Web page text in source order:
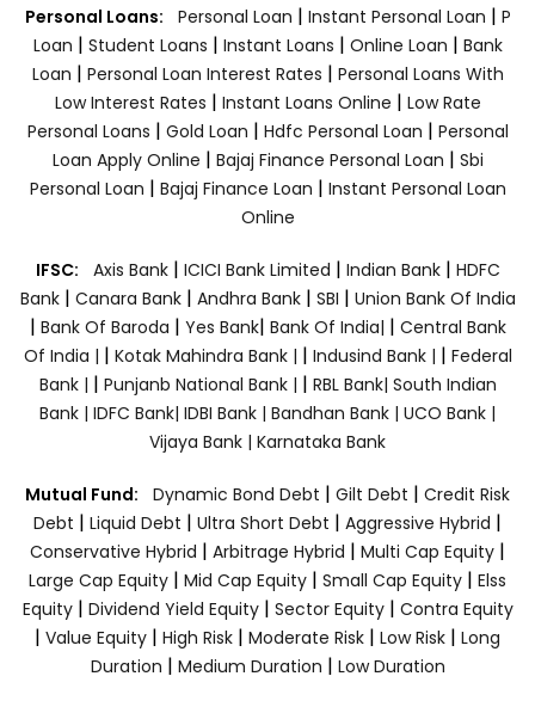
Personal Loans: Personal Loan | Instant Personal Loan | P
Loan | Student Loans | Instant Loans | Online Loan | Bank
Loan | Personal Loan Interest Rates | Personal Loans With
Low Interest Rates | Instant Loans Online | Low Rate
Personal Loans | Gold Loan | Hdfc Personal Loan | Personal
Loan Apply Online | Bajaj Finance Personal Loan | Sbi
Personal Loan | Bajaj Finance Loan | Instant Personal Loan
Online
IFSC: Axis Bank | ICICI Bank Limited | Indian Bank | HDFC
Bank| Canara Bank | Andhra Bank| SBI | Union Bank Of India
| Bank Of Baroda | Yes Bank| Bank Of India| | Central Bank
Of India | | Kotak Mahindra Bank | | Indusind Bank | | Federal
Bank | | Punjanb National Bank | | RBL Bank| South Indian
Bank | IDFC Bank| IDBI Bank | Bandhan Bank | UCO Bank |
Vijaya Bank | Karnataka Bank
Mutual Fund: Dynamic Bond Debt | Gilt Debt | Credit Risk
Debt | Liquid Debt | Ultra Short Debt | Aggressive Hybrid |
Conservative Hybrid | Arbitrage Hybrid | Multi Cap Equity |
Large Cap Equity | Mid Cap Equity | Small Cap Equity | Elss
Equity| Dividend Yield Equity| Sector Equity | Contra Equity
| Value Equity | High Risk | Moderate Risk | Low Risk | Long
Duration | Medium Duration | Low Duration